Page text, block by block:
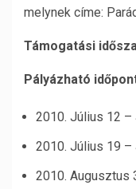
melynek címe:
Támogatási
Pályázható
2010. Július 12 –
2010. Július 19 –
2010. Augusztus